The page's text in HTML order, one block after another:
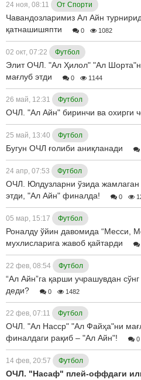
24 ноя, 08:11 От Спорти
Чавандозларимиз Ал Айн
қатнашишяпти
0 1082
02 окт, 07:22 Футбол
Элит ОЧЛ. "Ал Ҳилол" "Ал
мағлуб этди
0 1144
26 май, 12:31 Футбол
ОЧЛ. "Ал Айн" биринчи ва охирги
25 май, 13:40 Футбол
Бугун ОЧЛ ғолиби аниқланади
24 апр, 07:53 Футбол
ОЧЛ. Юлдузларни ўзида жамлаган
этди, "Ал Айн" финалда!
0
05 мар, 15:17 Футбол
Роналду ўйин давомида “Месси,
мухлисларига жавоб қайтарди
22 фев, 08:54 Футбол
“Ал Айн”га қарши учрашувдан
деди?
0 1482
22 фев, 07:11 Футбол
ОЧЛ. "Ал Насср" "Ал Файҳа"ни
финалдаги рақиб – "Ал Айн"!
0
14 фев, 20:57 Футбол
ОЧЛ. "Насаф" плей-оффдаги